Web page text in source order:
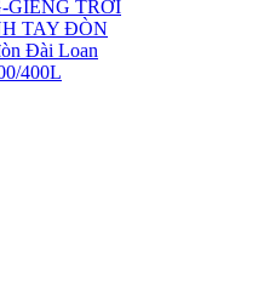
TRỜI
TAY ĐÒN
Đài Loan
400L